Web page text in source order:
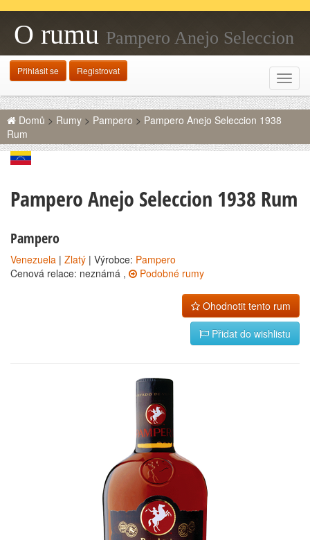
O rumu Pampero Anejo Seleccion
1938 Rum
Přihlásit se Registrovat
Domů > Rumy > Pampero > Pampero Anejo Seleccion 1938
Rum
Pampero Anejo Seleccion 1938 Rum
Pampero
Venezuela | Zlatý | Výrobce: Pampero
Cenová relace: neznámá ,
Podobné rumy
Ohodnotit tento rum
Přidat do wishlistu